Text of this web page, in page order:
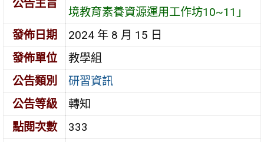
公告主旨
境教育素養資源運用工作坊10~11」
發佈日期
2024 年 8 月 15 日
發佈單位
教學組
公告類別
研習資訊
公告等級
轉知
點閱次數
333